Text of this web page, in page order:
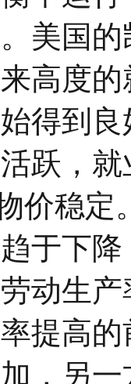
美国
高度
得到
跃，
价稳
于下
动生
提高
，另